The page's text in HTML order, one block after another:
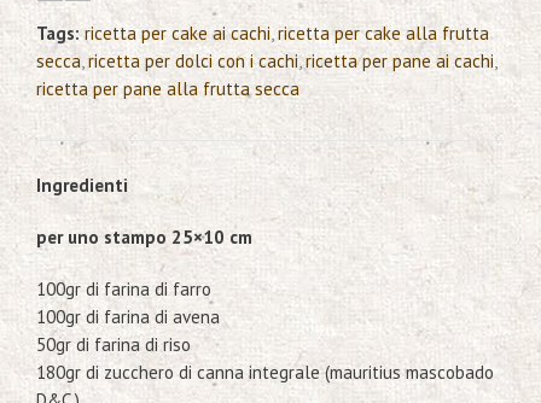
Tags:ricetta per cake ai cachi,ricetta per cake alla frutta
secca,ricetta per dolci con i cachi,ricetta per pane ai cachi,
ricetta per pane alla frutta secca
Ingredienti
per uno stampo 25×10 cm
100gr di farina di farro
100gr di farina di avena
50gr di farina di riso
180gr di zucchero di canna integrale (mauritius mascobado